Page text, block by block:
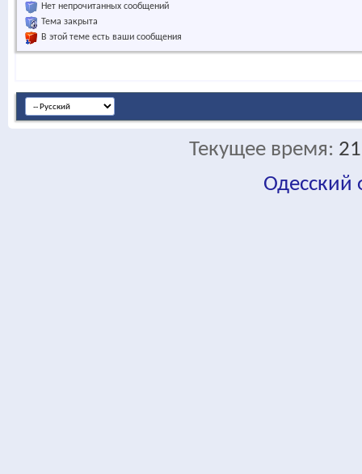
Нет непрочитанных сообщений
Тема закрыта
В этой теме есть ваши сообщения
Текущее время:
Одесский